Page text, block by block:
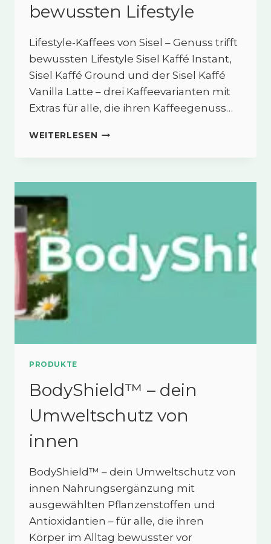
bewussten Lifestyle
Lifestyle-Kaffees von Sisel – Genuss trifft
bewussten Lifestyle Sisel Kaffé Instant,
Sisel Kaffé Ground und der Sisel Kaffé
Vanilla Latte – drei Kaffeevarianten mit
Extras für alle, die ihren Kaffeegenuss…
WEITERLESEN LIFESTYLE-
–
LIFESTYLE
PRODUKTE
BodyShield™ – dein
Umweltschutz von
innen
BodyShield™ – dein Umweltschutz von
innen Nahrungsergänzung mit
ausgewählten Pflanzenstoffen und
Antioxidantien – für alle, die ihren
Körper im Alltag bewusster vor